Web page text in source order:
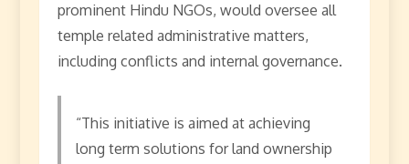
prominent Hindu NGOs, would oversee all
temple related administrative matters,
including conflicts and internal governance.
“This initiative is aimed at achieving
long term solutions for land ownership